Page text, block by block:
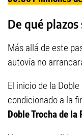
De qué plazos
Más allá de este
autovía no
El inicio de la
condicionado a la
Doble Trocha de la